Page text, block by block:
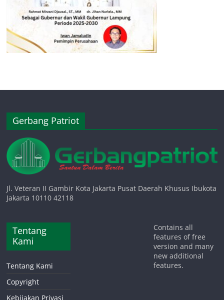
Gerbang Patriot
Jl. Veteran II Gambir Kota Jakarta Pusat Daerah Khusus Ibukota
Jakarta 10110 42118
Tentang
Kami
Tentang Kami
Copyright
Kebijakan Privasi
Contains all
features of free
version and many
new additional
features.